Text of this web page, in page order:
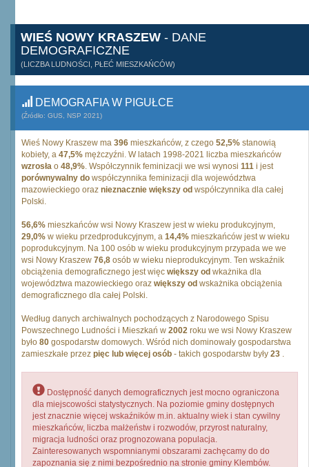
WIEŚ NOWY KRASZEW - DANE
DEMOGRAFICZNE
(LICZBA LUDNOŚCI, PŁEĆ MIESZKAŃCÓW)
DEMOGRAFIA W PIGUŁCE
(Źródło: GUS, NSP 2021)
Wieś Nowy Kraszew ma 396 mieszkańców, z czego 52,5% stanowią
kobiety, a 47,5% mężczyźni. W latach 1998-2021 liczba mieszkańców
wzrosła o 48,9%. Współczynnik feminizacji we wsi wynosi 111 i jest
porównywalny do współczynnika feminizacji dla województwa
mazowieckiego oraz nieznacznie większy od współczynnika dla całej
Polski.
56,6% mieszkańców wsi Nowy Kraszew jest w wieku produkcyjnym,
29,0% w wieku przedprodukcyjnym, a 14,4% mieszkańców jest w wieku
poprodukcyjnym. Na 100 osób w wieku produkcyjnym przypada we we
wsi Nowy Kraszew 76,8 osób w wieku nieprodukcyjnym. Ten wskaźnik
obciążenia demograficznego jest więc większy od wkażnika dla
województwa mazowieckiego oraz większy od wskażnika obciążenia
demograficznego dla całej Polski.
Według danych archiwalnych pochodzących z Narodowego Spisu
Powszechnego Ludności i Mieszkań w 2002 roku we wsi Nowy Kraszew
było 80 gospodarstw domowych. Wśród nich dominowały gospodarstwa
zamieszkałe przez pięc lub więcej osób - takich gospodarstw były 23 .
Dostępność danych demograficznych jest mocno ograniczona
dla miejscowości statystycznych. Na poziomie gminy dostępnych
jest znacznie więcej wskaźników m.in. aktualny wiek i stan cywilny
mieszkańców, liczba małżeństw i rozwodów, przyrost naturalny,
migracja ludności oraz prognozowana populacja.
Zainteresowanych wspomnianymi obszarami zachęcamy do do
zapoznania się z nimi bezpośrednio na stronie gminy Klembów.